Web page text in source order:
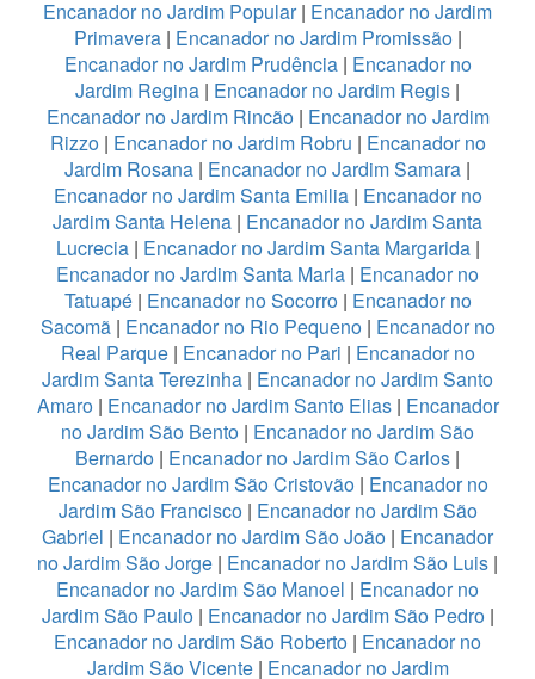
Encanador no Jardim Popular| Encanador no Jardim
Primavera| Encanador no Jardim Promissão|
Encanador no Jardim Prudência| Encanador no
Jardim Regina | Encanador no Jardim Regis |
Encanador no Jardim Rincão| Encanador no Jardim
Rizzo| Encanador no Jardim Robru | Encanador no
Jardim Rosana | Encanador no Jardim Samara |
Encanador no Jardim Santa Emilia| Encanador no
Jardim Santa Helena | Encanador no Jardim Santa
Lucrecia| Encanador no Jardim Santa Margarida|
Encanador no Jardim Santa Maria | Encanador no
Tatuapé| Encanador no Socorro| Encanador no
Sacomã| Encanador no Rio Pequeno| Encanador no
Real Parque| Encanador no Pari | Encanador no
Jardim Santa Terezinha | Encanador no Jardim Santo
Amaro| Encanador no Jardim Santo Elias| Encanador
no Jardim São Bento | Encanador no Jardim São
Bernardo | Encanador no Jardim São Carlos |
Encanador no Jardim São Cristovão| Encanador no
Jardim São Francisco| Encanador no Jardim São
Gabriel | Encanador no Jardim São João | Encanador
no Jardim São Jorge | Encanador no Jardim São Luis |
Encanador no Jardim São Manoel | Encanador no
Jardim São Paulo| Encanador no Jardim São Pedro|
Encanador no Jardim São Roberto | Encanador no
Jardim São Vicente| Encanador no Jardim